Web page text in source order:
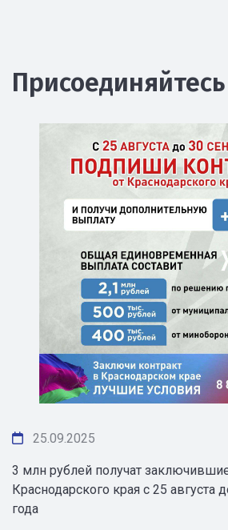
25.09.2025
3 млн рублей получат
Краснодарского края с 25 августа
года